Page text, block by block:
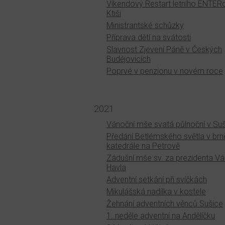
Víkendový Restart letního
Ktiši
Ministrantské schůzky
Příprava dětí na svátosti
Slavnost Zjevení Páně v Českých
Budějovicích
Poprvé v penzionu v novém roce
2021
Vánoční mše svatá půlnoční v
Předání Betlémského světla v
katedrále na Petrově
Zádušní mše sv. za prezidenta
Havla
Adventní setkání při svíčkách
Mikulášská nadílka v kostele
Žehnání adventních věnců Sušice
1. neděle adventní na Andělíčku